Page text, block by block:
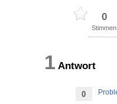
0
Stimmen
1
0